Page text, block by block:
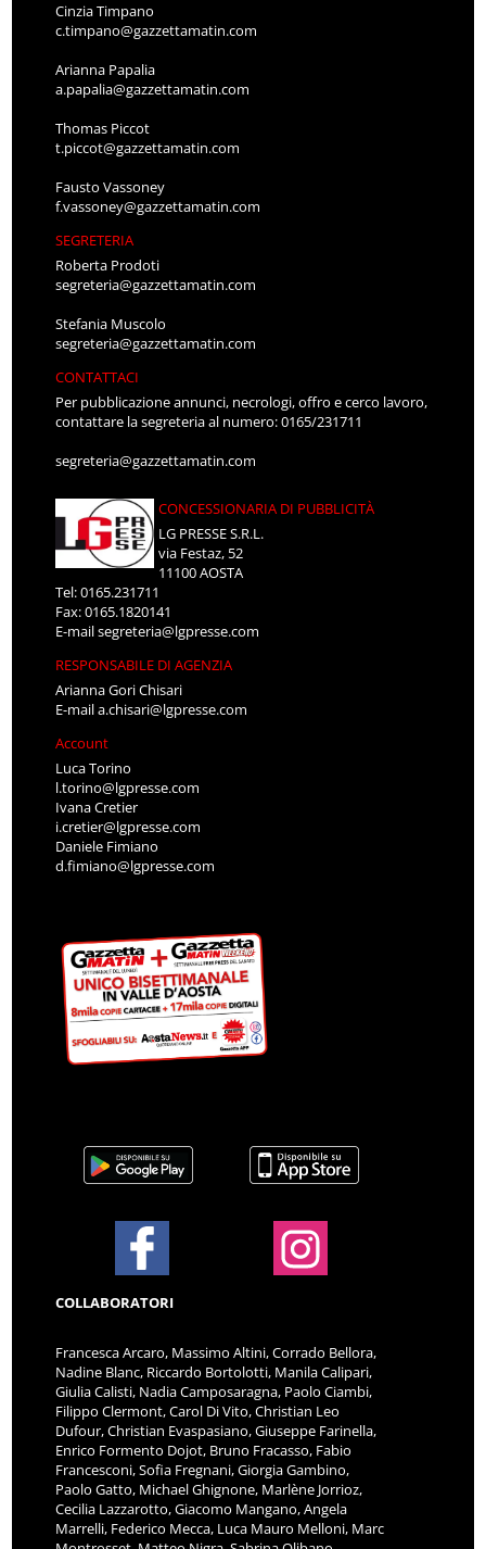
Cinzia Timpano
c.timpano@gazzettamatin.com
Arianna Papalia
a.papalia@gazzettamatin.com
Thomas Piccot
t.piccot@gazzettamatin.com
Fausto Vassoney
f.vassoney@gazzettamatin.com
SEGRETERIA
Roberta Prodoti
segreteria@gazzettamatin.com
Stefania Muscolo
segreteria@gazzettamatin.com
CONTATTACI
Per pubblicazione annunci, necrologi, offro e cerco lavoro,
contattare la segreteria al numero: 0165/231711
segreteria@gazzettamatin.com
CONCESSIONARIA DI PUBBLICITÀ
LG PRESSE S.R.L.
via Festaz, 52
11100 AOSTA
Tel: 0165.231711
Fax: 0165.1820141
E-mailsegreteria@lgpresse.com
RESPONSABILE DI AGENZIA
Arianna Gori Chisari
E-maila.chisari@lgpresse.com
Account
Luca Torino
l.torino@lgpresse.com
Ivana Cretier
i.cretier@lgpresse.com
Daniele Fimiano
d.fimiano@lgpresse.com
COLLABORATORI
Francesca Arcaro, Massimo Altini, Corrado Bellora,
Nadine Blanc, Riccardo Bortolotti, Manila Calipari,
Giulia Calisti, Nadia Camposaragna, Paolo Ciambi,
Filippo Clermont, Carol Di Vito, Christian Leo
Dufour, Christian Evaspasiano, Giuseppe Farinella,
Enrico Formento Dojot, Bruno Fracasso, Fabio
Francesconi, Sofia Fregnani, Giorgia Gambino,
Paolo Gatto, Michael Ghignone, Marlène Jorrioz,
Cecilia Lazzarotto, Giacomo Mangano, Angela
Marrelli, Federico Mecca, Luca Mauro Melloni, Marc